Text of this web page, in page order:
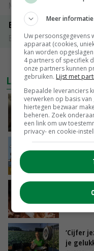
Noteringen
Bintje A 28/35
Bintje Info
LAATSTE NIEUWS
zorgen
GISTEREN,
GISTEREN,
groeit
‘Cijfer
je
Meer informatie
Uw persoonsgegevens
apparaat (cookies,
kan worden
4 partners of specifiek
onze partners kunnen
gebruiken. Lijst met
Bepaalde leveranciers
verwerken op basis
hiertegen bezwaar
beheren. Zoek
een link om uw
privacy- en cookie-